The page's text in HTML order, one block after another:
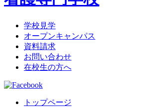
学校見学
オープンキャンパス
資料請求
お問い合わせ
在校生の方へ
トップページ